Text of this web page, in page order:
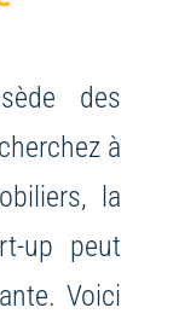
des
à
la
up peut
Voici